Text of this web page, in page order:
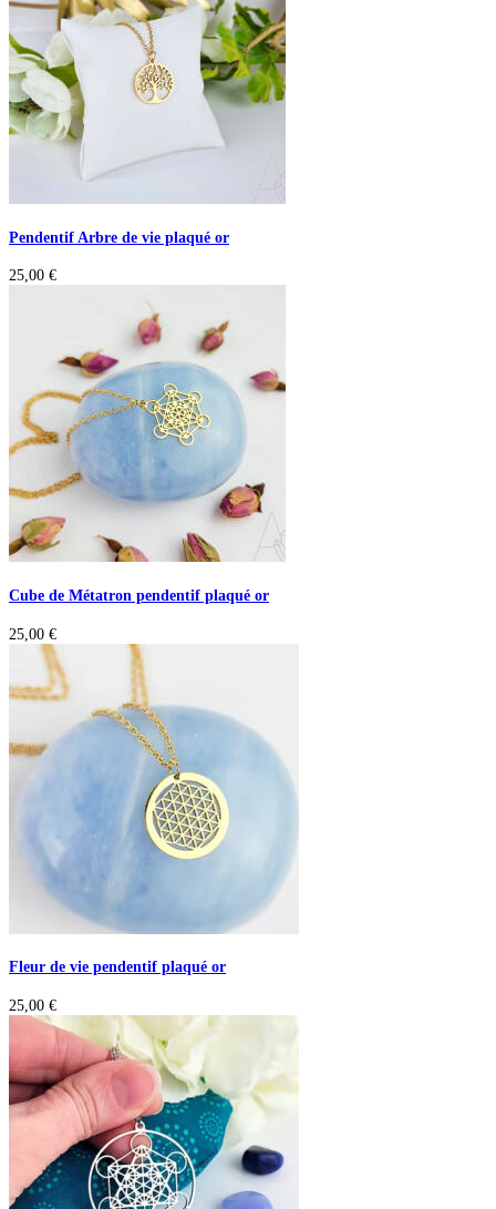
Pendentif Arbre de vie plaqué or
25,00 €
Cube de Métatron pendentif plaqué or
25,00 €
Fleur de vie pendentif plaqué or
25,00 €